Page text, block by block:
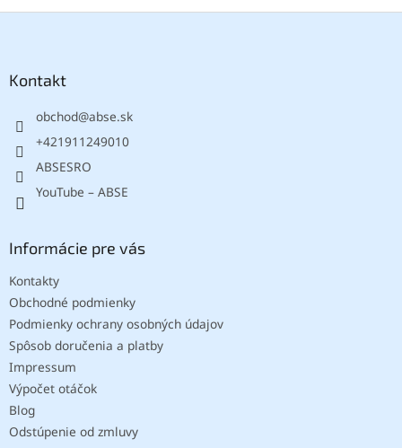
u
Kontakt
obchod@abse.sk
+421911249010
ABSESRO
YouTube – ABSE
Informácie pre vás
Kontakty
Obchodné podmienky
Podmienky ochrany osobných údajov
Spôsob doručenia a platby
Impressum
Výpočet otáčok
Blog
Odstúpenie od zmluvy